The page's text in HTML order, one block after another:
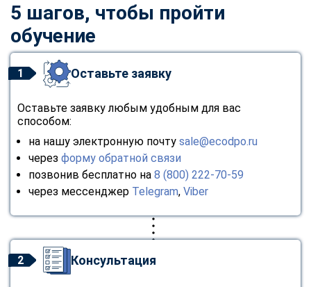
5 шагов, чтобы пройти
обучение
1 Оставьте заявку
Оставьте заявку любым удобным для вас
способом:
на нашу электронную почту sale@ecodpo.ru
через форму обратной связи
позвонив бесплатно на 8 (800) 222-70-59
через мессенджер Telegram, Viber
2 Консультация